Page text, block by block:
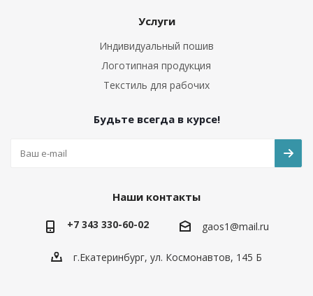
Услуги
Индивидуальный пошив
Логотипная продукция
Текстиль для рабочих
Будьте всегда в курсе!
Наши контакты
+7 343 330-60-02 gaos1@mail.ru
г.Екатеринбург, ул. Космонавтов, 145 Б